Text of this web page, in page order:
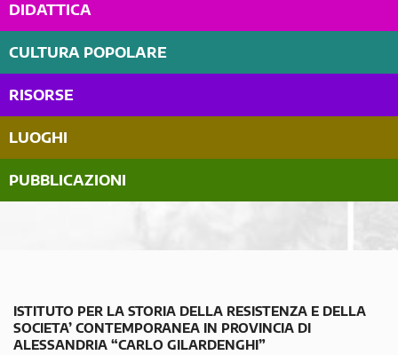
DIDATTICA
CULTURA POPOLARE
RISORSE
LUOGHI
PUBBLICAZIONI
ISTITUTO PER LA STORIA DELLA RESISTENZA E DELLA
SOCIETA’ CONTEMPORANEA IN PROVINCIA DI
ALESSANDRIA “CARLO GILARDENGHI”